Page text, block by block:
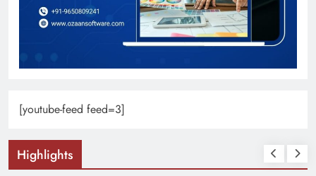
[youtube-feed feed=3]
Highlights